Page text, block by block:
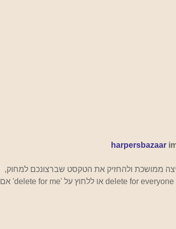
harpersbazaar
ממושכת ולהחזיק את הטקסט שברצונכם למחוק,
ולאחר מכן לבחור 'מחק' מהתפריט ולאחר מכן 'מחק לכולם/' delete for everyone או ללחוץ על 'delete for me' אם